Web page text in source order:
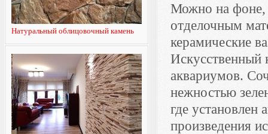
Натуральный облицовочный камень
Можно на фоне,
отделочным
керамические
Искусственный
аквариумов.
нежностью
где установлен
произведения